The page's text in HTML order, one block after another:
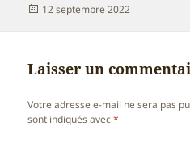
Publié
12 septembre 2022
Laisser un
Votre adresse e-mail ne sera pas
sont indiqués avec*